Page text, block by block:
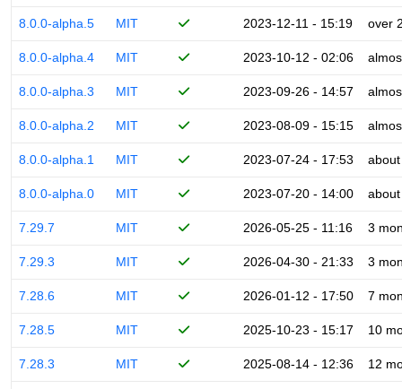
8.0.0-alpha.5 MIT 2023-12-11 - 15:19 over
8.0.0-alpha.4 MIT 2023-10-12 - 02:06
8.0.0-alpha.3 MIT 2023-09-26 - 14:57
8.0.0-alpha.2 MIT 2023-08-09 - 15:15
8.0.0-alpha.1 MIT 2023-07-24 - 17:53
8.0.0-alpha.0 MIT 2023-07-20 - 14:00
7.29.7 MIT 2026-05-25 - 11:16 3
7.29.3 MIT 2026-04-30 - 21:33 3
7.28.6 MIT 2026-01-12 - 17:50 7
7.28.5 MIT 2025-10-23 - 15:17 10
7.28.3 MIT 2025-08-14 - 12:36 12